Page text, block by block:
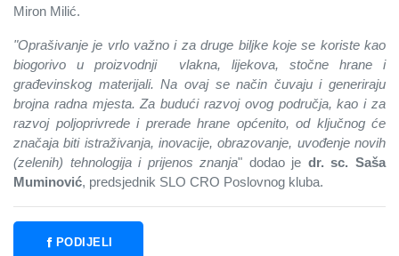
Miron Milić.
"Oprašivanje je vrlo važno i za druge biljke koje se koriste kao
biogorivo u proizvodnji vlakna, lijekova, stočne hrane i
građevinskog materijali. Na ovaj se način čuvaju i generiraju
brojna radna mjesta. Za budući razvoj ovog područja, kao i za
razvoj poljoprivrede i prerade hrane općenito, od ključnog će
značaja biti istraživanja, inovacije, obrazovanje, uvođenje novih
(zelenih) tehnologija i prijenos znanja" dodao je dr. sc. Saša
Muminović, predsjednik SLO CRO Poslovnog kluba.
PODIJELI